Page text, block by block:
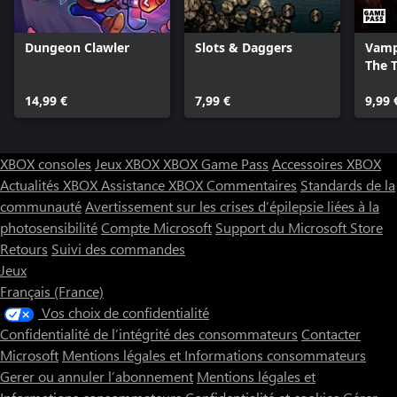
Dungeon Clawler
14,99 €
Slots & Daggers
7,99 €
The
9,99
XBOX consoles Jeux XBOXXBOX Game Pass Accessoires XBOX
Actualités XBOXAssistance XBOXCommentaires Standards de la
communautéAvertissement sur les crises d’épilepsie liées à la
photosensibilitéCompte Microsoft Support du Microsoft Store
Retours Suivi des commandes
Jeux
Français (France)
Vos choix de confidentialité
Confidentialité de l’intégrité des consommateurs Contacter
Microsoft Mentions légales et Informations consommateurs
Gerer ou annuler l’abonnement Mentions légales et